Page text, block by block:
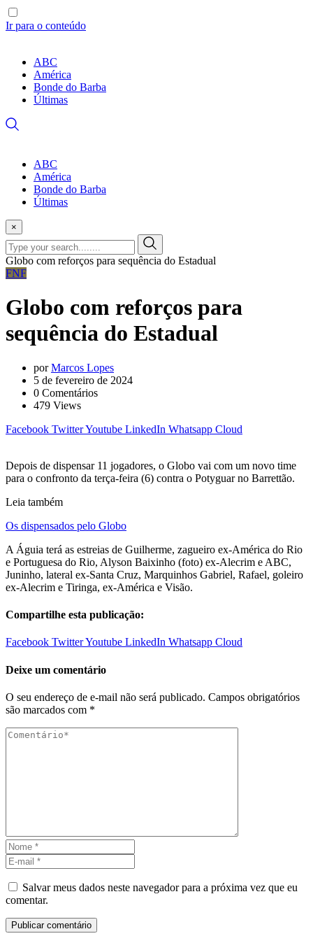
Ir para o conteúdo
ABC
América
Bonde do Barba
Últimas
ABC
América
Bonde do Barba
Últimas
×
Globo com reforços para sequência do Estadual
FNF
Globo com reforços para
sequência do Estadual
porMarcos Lopes
5 de fevereiro de 2024
0 Comentários
479 Views
Facebook TwitterYoutube LinkedIn Whatsapp Cloud
Depois de dispensar 11 jogadores, o Globo vai com um novo time
para o confronto da terça-feira (6) contra o Potyguar no Barrettão.
Leia também
Os dispensados pelo Globo
A Águia terá as estreias de Guilherme, zagueiro ex-América do Rio
e Portuguesa do Rio, Alyson Baixinho (foto) ex-Alecrim e ABC,
Juninho, lateral ex-Santa Cruz, Marquinhos Gabriel, Rafael, goleiro
ex-Alecrim e Tiringa, ex-América e Visão.
Compartilhe esta publicação:
Facebook TwitterYoutube LinkedIn Whatsapp Cloud
Deixe um comentário
O seu endereço de e-mail não será publicado. Campos obrigatórios
são marcados com *
Salvar meus dados neste navegador para a próxima vez que eu
comentar.